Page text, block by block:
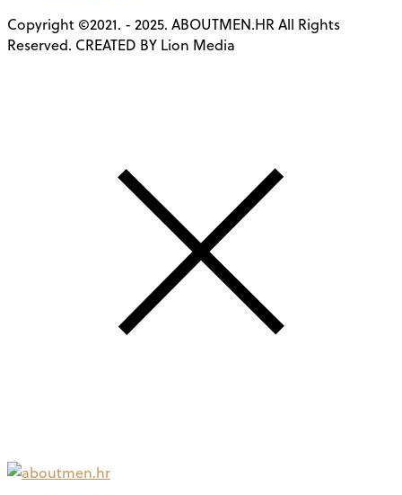
Copyright ©2021. - 2025. ABOUTMEN.HR All Rights
Reserved. CREATED BY Lion Media